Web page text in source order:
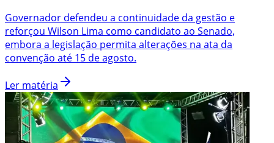
Governador defendeu a continuidade da gestão e
reforçou Wilson Lima como candidato ao Senado,
embora a legislação permita alterações na ata da
convenção até 15 de agosto.
Ler matéria